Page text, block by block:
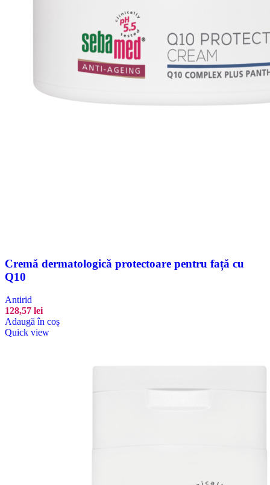
Cremă dermatologică protectoare pentru față cu
Q10
Antirid
128,57 lei
Adaugă în coș
Quick view